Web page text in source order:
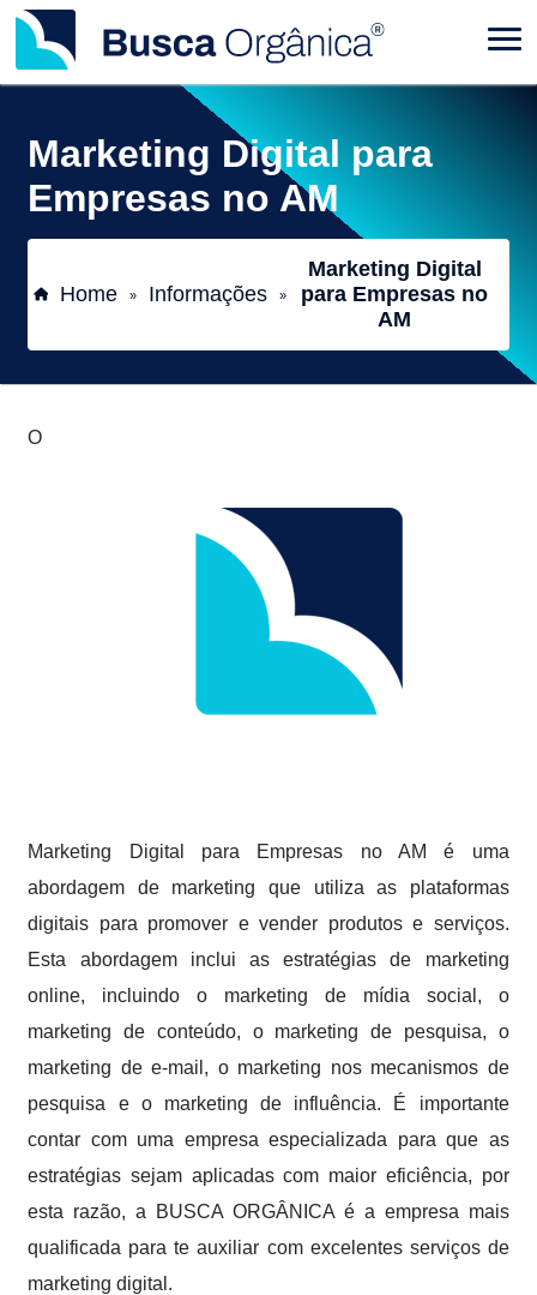
Marketing Digital para
Empresas no AM
Home » Informações »
Marketing Digital
para Empresas no
AM
O
Marketing Digital para Empresas no AM é uma
abordagem de marketing que utiliza as plataformas
digitais para promover e vender produtos e serviços.
Esta abordagem inclui as estratégias de marketing
online, incluindo o marketing de mídia social, o
marketing de conteúdo, o marketing de pesquisa, o
marketing de e-mail, o marketing nos mecanismos de
pesquisa e o marketing de influência. É importante
contar com uma empresa especializada para que as
estratégias sejam aplicadas com maior eficiência, por
esta razão, a BUSCA ORGÂNICA é a empresa mais
qualificada para te auxiliar com excelentes serviços de
marketing digital.